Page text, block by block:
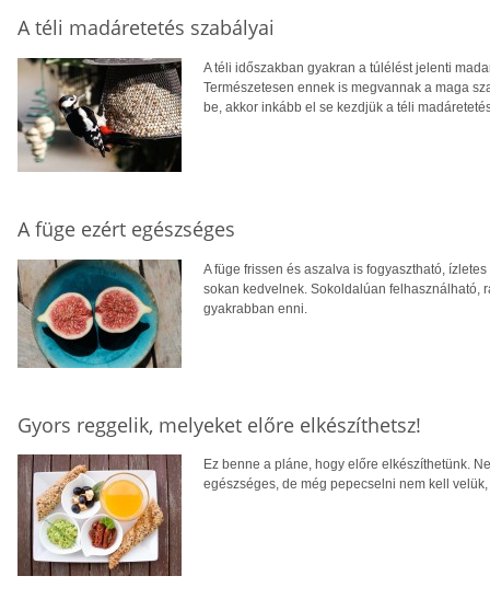
A téli madáretetés szabályai
A téli időszakban gyakran a túlélést jelenti
Természetesen ennek is megvannak a maga
be, akkor inkább el se kezdjük a téli
A füge ezért egészséges
A füge frissen és aszalva is fogyasztható,
sokan kedvelnek. Sokoldalúan felhasználható,
gyakrabban enni.
Gyors reggelik, melyeket előre elkészíthetsz!
Ez benne a pláne, hogy előre elkészíthetünk.
egészséges, de még pepecselni nem kell